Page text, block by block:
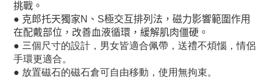
挑戰。
● 克郎托天獨家N 、 S極交互排列法，磁力影響範圍作用
在配戴部位，改善血液循環，緩解肌肉僵硬。
● 三個尺寸的設計，男女皆適合佩帶，送禮不煩惱，情侶
手環更適合。
● 放置磁石的磁石倉可自由移動，使用無拘束。